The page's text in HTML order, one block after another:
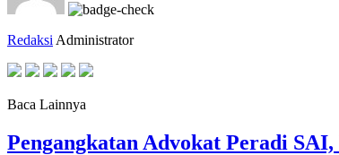
Redaksi Administrator
Baca Lainnya
Pengangkatan Advokat Peradi